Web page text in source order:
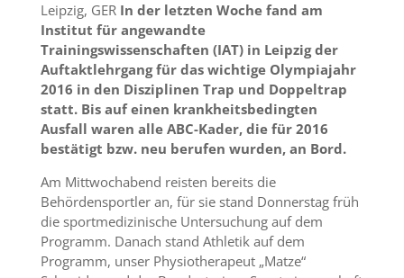
Leipzig, GERIn der letzten Woche fand am
Institut für angewandte
Trainingswissenschaften (IAT) in Leipzig der
Auftaktlehrgang für das wichtige Olympiajahr
2016 in den Disziplinen Trap und Doppeltrap
statt. Bis auf einen krankheitsbedingten
Ausfall waren alle ABC-Kader, die für 2016
bestätigt bzw. neu berufen wurden, an Bord.
Am Mittwochabend reisten bereits die
Behördensportler an, für sie stand Donnerstag früh
die sportmedizinische Untersuchung auf dem
Programm. Danach stand Athletik auf dem
Programm, unser Physiotherapeut „Matze“